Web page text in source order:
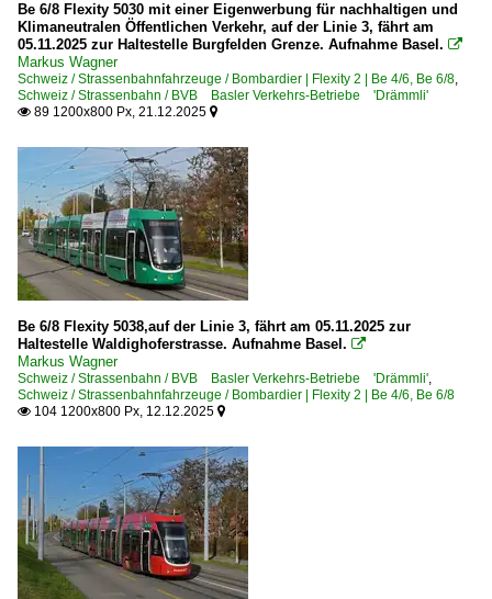
Be 6/8 Flexity 5030 mit einer Eigenwerbung für nachhaltigen und
Klimaneutralen Öffentlichen Verkehr, auf der Linie 3, fährt am
05.11.2025 zur Haltestelle Burgfelden Grenze. Aufnahme Basel. 
Markus Wagner
Schweiz / Strassenbahnfahrzeuge / Bombardier | Flexity 2 | Be 4/6, Be 6/8,
Schweiz / Strassenbahn / BVB Basler Verkehrs-Betriebe 'Drämmli'
 89 1200x800 Px, 21.12.2025 
Be 6/8 Flexity 5038,auf der Linie 3, fährt am 05.11.2025 zur
Haltestelle Waldighoferstrasse. Aufnahme Basel. 
Markus Wagner
Schweiz / Strassenbahn / BVB Basler Verkehrs-Betriebe 'Drämmli',
Schweiz / Strassenbahnfahrzeuge / Bombardier | Flexity 2 | Be 4/6, Be 6/8
 104 1200x800 Px, 12.12.2025 